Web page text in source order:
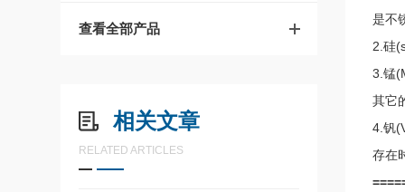
查看全部产品
相关文章
RELATED ARTICLES
是不
2.硅
3.锰
其它
4.钒
存在